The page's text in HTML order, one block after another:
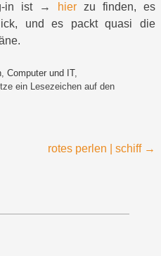
in ist → hier zu finden, es
und es packt quasi die
, Computer und IT,
ein Lesezeichen auf den
rotes perlen | schiff →